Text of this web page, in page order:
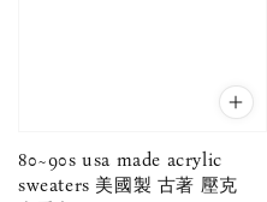
80~90s usa made acrylic
sweaters 美國製 古著 壓克